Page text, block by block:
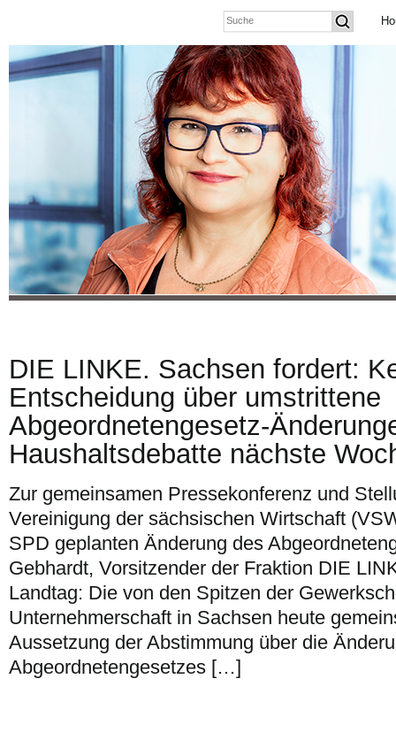
DIE LINKE. Sachsen fordert:
Entscheidung über umstrittene
Abgeordnetengesetz-
Haushaltsdebatte nächste
Zur gemeinsamen Pressekonferenz und
Vereinigung der sächsischen Wirtschaft
SPD geplanten Änderung des
Gebhardt, Vorsitzender der Fraktion DIE
Landtag: Die von den Spitzen der
Unternehmerschaft in Sachsen heute
Aussetzung der Abstimmung über die
Abgeordnetengesetzes […]